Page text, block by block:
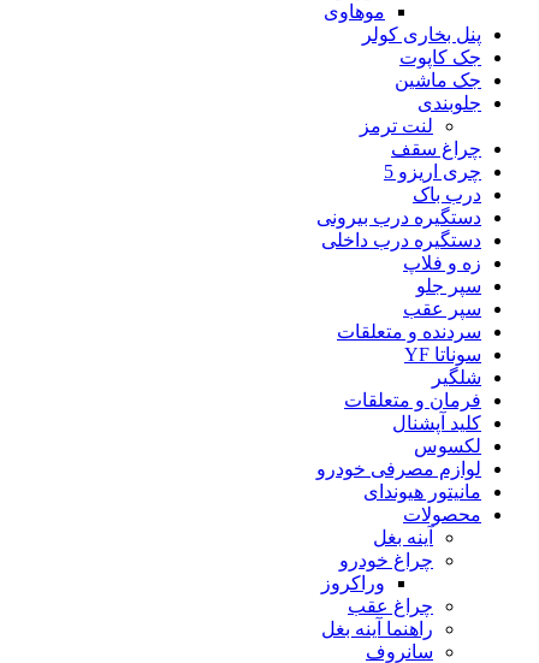
موهاوی
پنل بخاری کولر
جک کاپوت
جک ماشین
جلوبندی
لنت ترمز
چراغ سقف
چری اریزو 5
درب باک
دستگیره درب بیرونی
دستگیره درب داخلی
زه و فلاپ
سپر جلو
سپر عقب
سردنده و متعلقات
سوناتا YF
شلگیر
فرمان و متعلقات
کلید آپشنال
لکسوس
لوازم مصرفی خودرو
مانیتور هیوندای
محصولات
آینه بغل
چراغ خودرو
وراکروز
چراغ عقب
راهنما آینه بغل
سانروف